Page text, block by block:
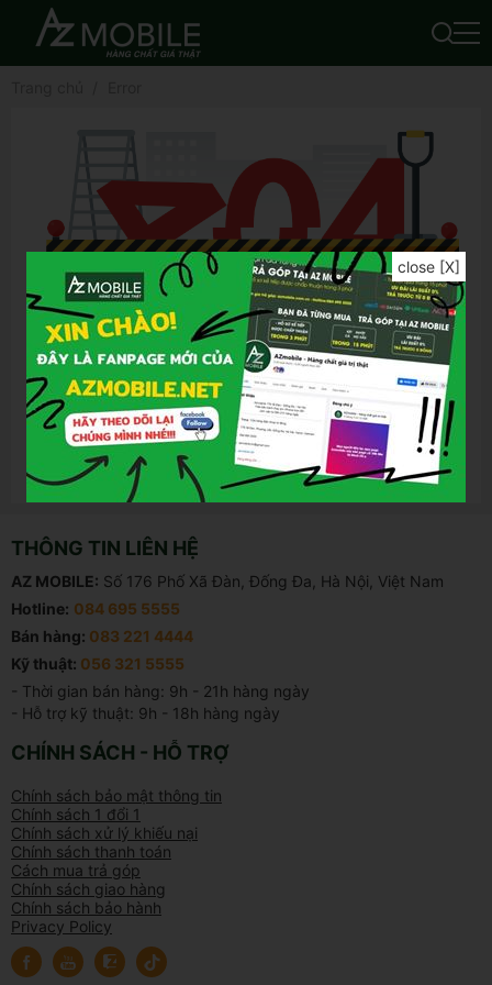
Để tìm được kết quả chính xác hơn, bạn vui
lòng:
Kiểm tra lỗi chính tả của từ khóa đã nhập
Thử lại bằng từ khóa khác
Thử lại bằng những từ khóa tổng quát hơn
Thử lại bằng những từ khóa ngắn gọn hơn
THÔNG TIN LIÊN HỆ
AZ MOBILE: Số 176 Phố Xã Đàn, Đống Đa, Hà Nội, Việt Nam
Hotline: 084 695 5555
Bán hàng: 083 221 4444
Kỹ thuật: 056 321 5555
- Thời gian bán hàng: 9h - 21h hàng ngày
- Hỗ trợ kỹ thuật: 9h - 18h hàng ngày
CHÍNH SÁCH - HỖ TRỢ
Chính sách bảo mật thông tin
Chính sách 1 đổi 1
Chính sách xử lý khiếu nại
Chính sách thanh toán
Cách mua trả góp
Chính sách giao hàng
Chính sách bảo hành
Privacy Policy
close [X]